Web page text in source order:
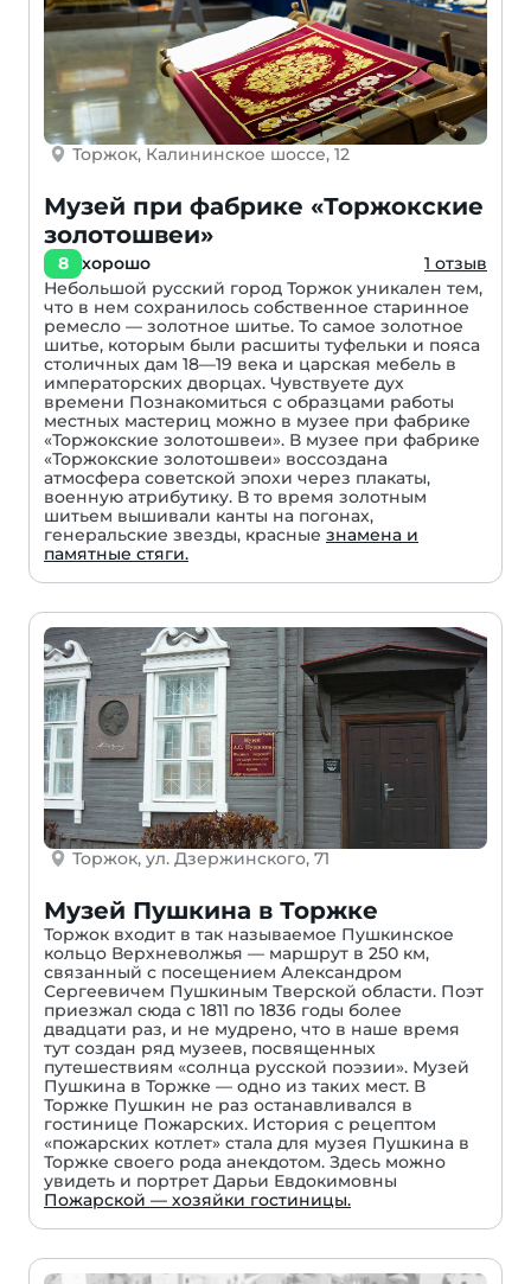
Торжок, Калининское шоссе, 12
Музей при фабрике «Торжокские
золотошвеи»
8 хорошо
1 отзыв
Небольшой русский город Торжок уникален тем,
что в нем сохранилось собственное старинное
ремесло — золотное шитье. То самое золотное
шитье, которым были расшиты туфельки и пояса
столичных дам 18—19 века и царская мебель в
императорских дворцах. Чувствуете дух
времени Познакомиться с образцами работы
местных мастериц можно в музее при фабрике
«Торжокские золотошвеи». В музее при фабрике
«Торжокские золотошвеи» воссоздана
атмосфера советской эпохи через плакаты,
военную атрибутику. В то время золотным
шитьем вышивали канты на погонах,
генеральские звезды, красные знамена и
памятные стяги.
Торжок, ул. Дзержинского, 71
Музей Пушкина в Торжке
Торжок входит в так называемое Пушкинское
кольцо Верхневолжья — маршрут в 250 км,
связанный с посещением Александром
Сергеевичем Пушкиным Тверской области. Поэт
приезжал сюда с 1811 по 1836 годы более
двадцати раз, и не мудрено, что в наше время
тут создан ряд музеев, посвященных
путешествиям «солнца русской поэзии». Музей
Пушкина в Торжке — одно из таких мест. В
Торжке Пушкин не раз останавливался в
гостинице Пожарских. История с рецептом
«пожарских котлет» стала для музея Пушкина в
Торжке своего рода анекдотом. Здесь можно
увидеть и портрет Дарьи Евдокимовны
Пожарской — хозяйки гостиницы.